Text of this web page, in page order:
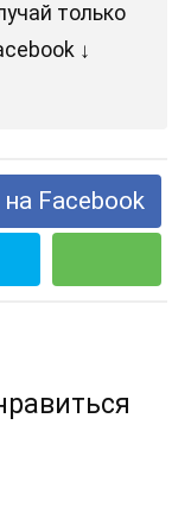
только
↓
Facebook